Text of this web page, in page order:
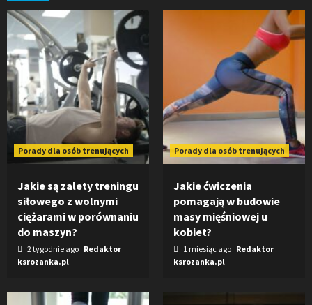
Porady dla osób trenujących
Jakie są zalety treningu
siłowego z wolnymi
ciężarami w porównaniu
do maszyn?
2 tygodnie ago Redaktor
ksrozanka.pl
Porady dla osób trenujących
Jakie ćwiczenia
pomagają w budowie
masy mięśniowej u
kobiet?
1 miesiąc ago Redaktor
ksrozanka.pl